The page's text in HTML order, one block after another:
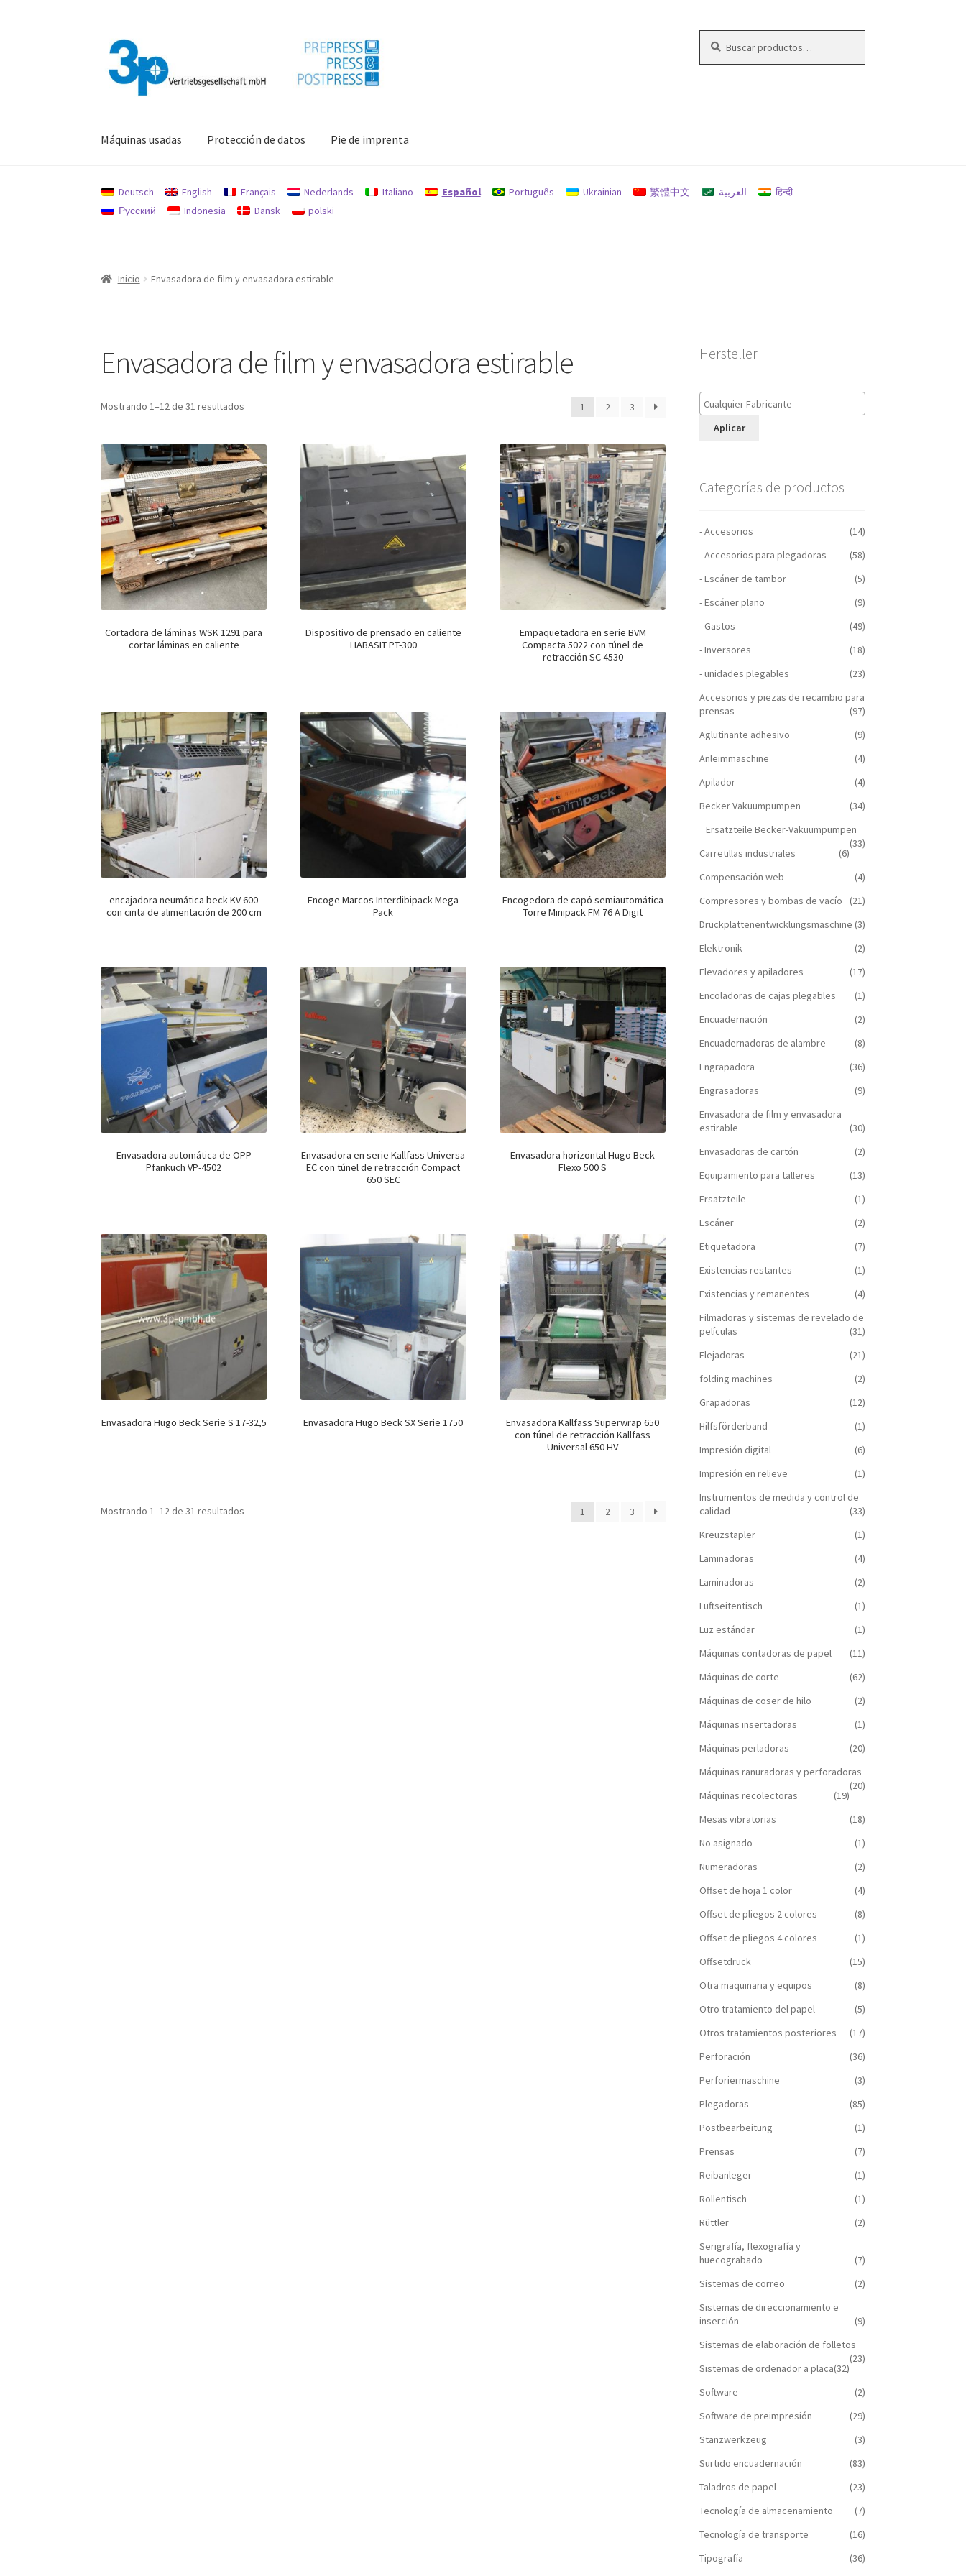
navegación
al
contenido
por:
Máquinas usadas Protección de datos Pie de imprenta
Deutsch English Français Nederlands Italiano Español Português Ukrainian 繁體中文 العربية
हिन्दी
Русский
Indonesia Dansk polski
Inicio Envasadora de film y envasadora estirable
Envasadora de film y envasadora estirable
Mostrando 1–12 de 31 resultados 1 2 3
Cortadora de láminas WSK 1291 para
cortar láminas en caliente
Dispositivo de prensado en caliente
HABASIT PT-300
Empaquetadora en serie BVM
Compacta 5022 con túnel de
retracción SC 4530
encajadora neumática beck KV 600
con cinta de alimentación de 200 cm
Encoge Marcos Interdibipack Mega
Pack
Encogedora de capó semiautomática
Torre Minipack FM 76 A Digit
Envasadora automática de OPP
Pfankuch VP-4502
Envasadora en serie Kallfass Universa
EC con túnel de retracción Compact
650 SEC
Envasadora horizontal Hugo Beck
Flexo 500 S
Envasadora Hugo Beck Serie S 17-32,5 Envasadora Hugo Beck SX Serie 1750
Envasadora Kallfass Superwrap 650
con túnel de retracción Kallfass
Universal 650 HV
Mostrando 1–12 de 31 resultados 1 2 3
Hersteller
Aplicar
Categorías de productos
- Accesorios
(14)
- Accesorios para plegadoras
(58)
- Escáner de tambor
(5)
- Escáner plano
(9)
- Gastos
(49)
- Inversores
(18)
- unidades plegables
(23)
Accesorios y piezas de recambio para
prensas
(97)
Aglutinante adhesivo
(9)
Anleimmaschine
(4)
Apilador
(4)
Becker Vakuumpumpen
(34)
Ersatzteile Becker-Vakuumpumpen
(33)
Carretillas industriales
(6)
Compensación web
(4)
Compresores y bombas de vacío
(21)
Druckplattenentwicklungsmaschine (3)
Elektronik
(2)
Elevadores y apiladores
(17)
Encoladoras de cajas plegables
(1)
Encuadernación
(2)
Encuadernadoras de alambre
(8)
Engrapadora
(36)
Engrasadoras
(9)
Envasadora de film y envasadora
estirable
(30)
Envasadoras de cartón
(2)
Equipamiento para talleres
(13)
Ersatzteile
(1)
Escáner
(2)
Etiquetadora
(7)
Existencias restantes
(1)
Existencias y remanentes
(4)
Filmadoras y sistemas de revelado de
películas
(31)
Flejadoras
(21)
folding machines
(2)
Grapadoras
(12)
Hilfsförderband
(1)
Impresión digital
(6)
Impresión en relieve
(1)
Instrumentos de medida y control de
calidad
(33)
Kreuzstapler
(1)
Laminadoras
(4)
Laminadoras
(2)
Luftseitentisch
(1)
Luz estándar
(1)
Máquinas contadoras de papel
(11)
Máquinas de corte
(62)
Máquinas de coser de hilo
(2)
Máquinas insertadoras
(1)
Máquinas perladoras
(20)
Máquinas ranuradoras y perforadoras
(20)
Máquinas recolectoras
(19)
Mesas vibratorias
(18)
No asignado
(1)
Numeradoras
(2)
Offset de hoja 1 color
(4)
Offset de pliegos 2 colores
(8)
Offset de pliegos 4 colores
(1)
Offsetdruck
(15)
Otra maquinaria y equipos
(8)
Otro tratamiento del papel
(5)
Otros tratamientos posteriores
(17)
Perforación
(36)
Perforiermaschine
(3)
Plegadoras
(85)
Postbearbeitung
(1)
Prensas
(7)
Reibanleger
(1)
Rollentisch
(1)
Rüttler
(2)
Serigrafía, flexografía y
huecograbado
(7)
Sistemas de correo
(2)
Sistemas de direccionamiento e
inserción
(9)
Sistemas de elaboración de folletos
(23)
Sistemas de ordenador a placa(32)
Software
(2)
Software de preimpresión
(29)
Stanzwerkzeug
(3)
Surtido encuadernación
(83)
Taladros de papel
(23)
Tecnología de almacenamiento
(7)
Tecnología de transporte
(16)
Tipografía
(36)